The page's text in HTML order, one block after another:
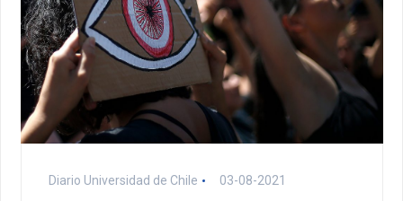
Diario Universidad de Chile 03-08-2021